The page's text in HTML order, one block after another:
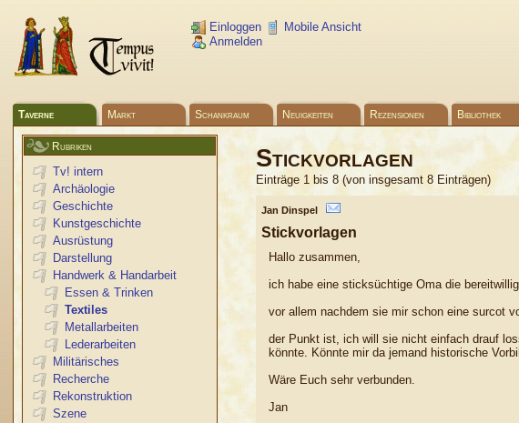
Einloggen
Anmelden
Mobile Ansicht
Taverne Markt Schankraum Neuigkeiten Rezensionen Bibliothek
Rubriken
Tv! intern
Archäologie
Geschichte
Kunstgeschichte
Ausrüstung
Darstellung
Handwerk & Handarbeit
Essen & Trinken
Textiles
Metallarbeiten
Lederarbeiten
Militärisches
Recherche
Rekonstruktion
Szene
Stickvorlagen
Einträge 1 bis 8 (von insgesamt 8 Einträgen)
Jan Dinspel
Stickvorlagen
Hallo zusammen,
ich habe eine sticksüchtige Oma die
vor allem nachdem sie mir schon eine surcot
der Punkt ist, ich will sie nicht einfach drauf
könnte. Könnte mir da jemand historische
Wäre Euch sehr verbunden.
Jan